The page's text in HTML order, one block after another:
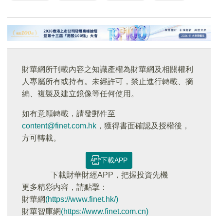
財華網所刊載內容之知識產權為財華網及相關權利
人專屬所有或持有。未經許可，禁止進行轉載、摘
編、複製及建立鏡像等任何使用。
如有意願轉載，請發郵件至
content@finet.com.hk ，獲得書面確認及授權後，
方可轉載。
下載APP
下載財華財經APP，把握投資先機
更多精彩内容，請點擊：
財華網(https://www.finet.hk/)
財華智庫網(https://www.finet.com.cn)